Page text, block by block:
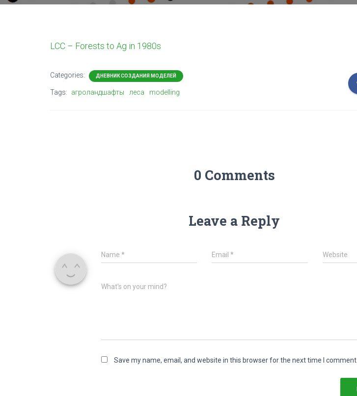
LCC – Forests to Ag in 1980s
Categories: ДНЕВНИК СОЗДАНИЯ МОДЕЛЕЙ
Tags: агроландшафты леса modelling
0 Comments
Leave a Reply
Name * Email* Website
What's on your mind?
Save my name, email, and website in this browser for the next time I comment.